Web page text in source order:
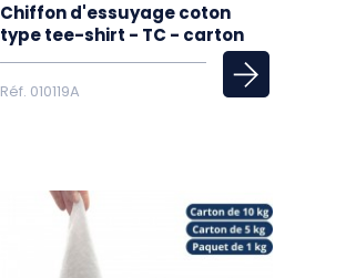
Chiffon d'essuyage coton
type tee-shirt - TC - carton
Réf. 010119A